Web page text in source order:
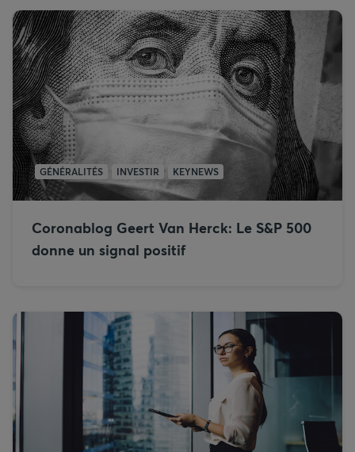
GÉNÉRALITÉS INVESTIR KEYNEWS
Coronablog Geert Van Herck: Le S&P 500
donne un signal positif